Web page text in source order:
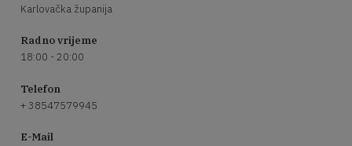
Karlovačka županija
Radno vrijeme
18:00 - 20:00
Telefon
+ 38547579945
E-Mail